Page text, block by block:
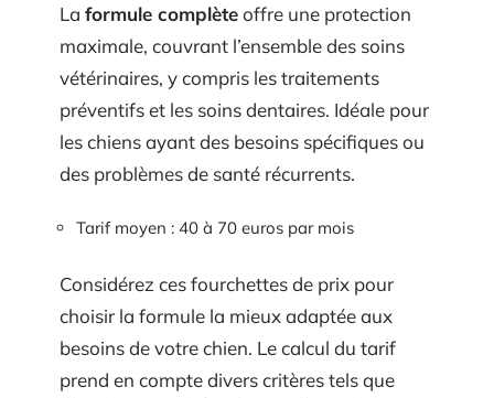
La formule complèteoffre une protection
maximale, couvrant l’ensemble des soins
vétérinaires, y compris les traitements
préventifs et les soins dentaires. Idéale pour
les chiens ayant des besoins spécifiques ou
des problèmes de santé récurrents.
Tarif moyen : 40 à 70 euros par mois
Considérez ces fourchettes de prix pour
choisir la formule la mieux adaptée aux
besoins de votre chien. Le calcul du tarif
prend en compte divers critères tels que